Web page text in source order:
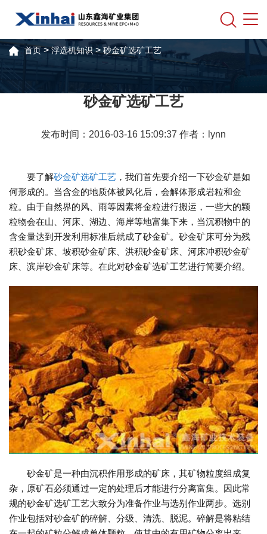
首页>浮选机知识>砂金矿选矿工艺
砂金矿选矿工艺
发布时间：2016-03-16 15:09:37 作者：lynn
要了解砂金矿选矿工艺 ，我们首先要介绍一下砂金矿是如
何形成的。当含金的地质体被风化后，会解体形成岩粒和金
粒。由于自然界的风、雨等因素将金粒进行搬运，一些大的颗
粒物会在山、河床、湖边、海岸等地富集下来，当沉积物中的
含金量达到开发利用标准后就成了砂金矿。砂金矿床可分为残
积砂金矿床、坡积砂金矿床、洪积砂金矿床、河床冲积砂金矿
床、滨岸砂金矿床等。在此对砂金矿选矿工艺进行简要介绍。
砂金矿是一种由沉积作用形成的矿床，其矿物粒度组成复
杂，原矿石必须通过一定的处理后才能进行分离富集。因此常
规的砂金矿选矿工艺大致分为准备作业与选别作业两步。选别
作业包括对砂金矿的碎解、分级、清洗、脱泥。碎解是将粘结